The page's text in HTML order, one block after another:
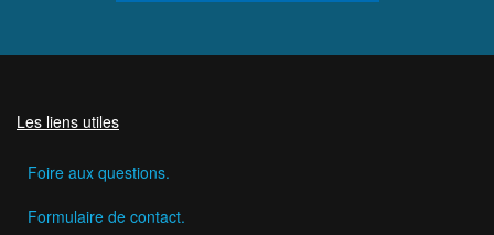
Les liens utiles
Foire aux questions.
Formulaire de contact.